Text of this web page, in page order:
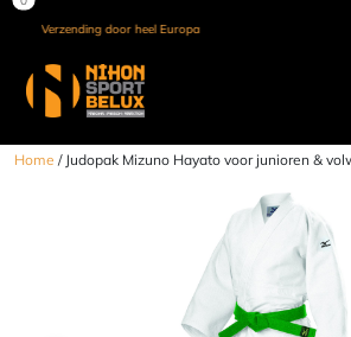
Verzending door heel Europa
Home / Judopak Mizuno Hayato voor junioren &